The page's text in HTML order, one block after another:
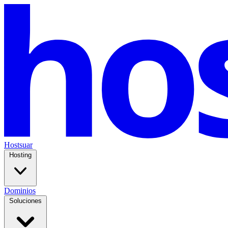
Hostsuar
Hosting
Dominios
Soluciones